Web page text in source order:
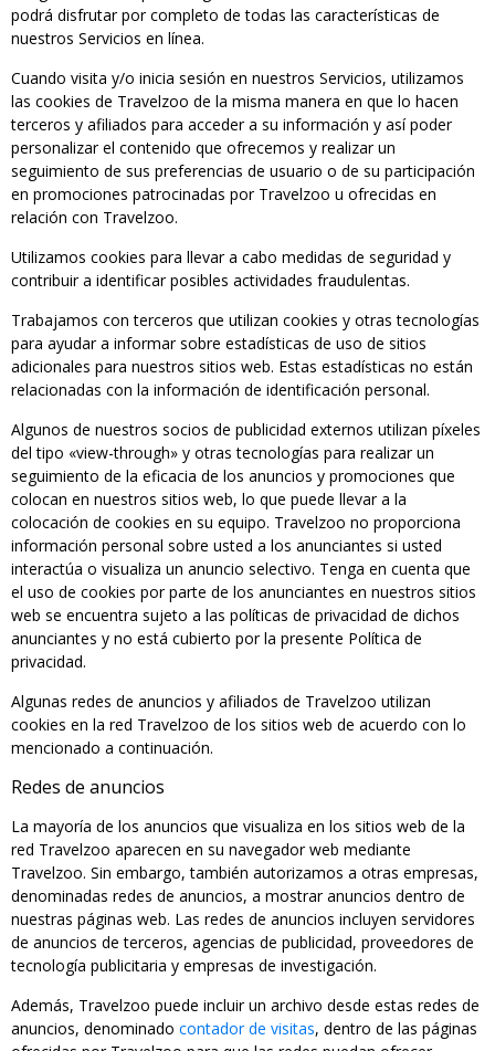
podrá disfrutar por completo de todas las características de
nuestros Servicios en línea.
Cuando visita y/o inicia sesión en nuestros Servicios, utilizamos
las cookies de Travelzoo de la misma manera en que lo hacen
terceros y afiliados para acceder a su información y así poder
personalizar el contenido que ofrecemos y realizar un
seguimiento de sus preferencias de usuario o de su participación
en promociones patrocinadas por Travelzoo u ofrecidas en
relación con Travelzoo.
Utilizamos cookies para llevar a cabo medidas de seguridad y
contribuir a identificar posibles actividades fraudulentas.
Trabajamos con terceros que utilizan cookies y otras tecnologías
para ayudar a informar sobre estadísticas de uso de sitios
adicionales para nuestros sitios web. Estas estadísticas no están
relacionadas con la información de identificación personal.
Algunos de nuestros socios de publicidad externos utilizan píxeles
del tipo «view-through» y otras tecnologías para realizar un
seguimiento de la eficacia de los anuncios y promociones que
colocan en nuestros sitios web, lo que puede llevar a la
colocación de cookies en su equipo. Travelzoo no proporciona
información personal sobre usted a los anunciantes si usted
interactúa o visualiza un anuncio selectivo. Tenga en cuenta que
el uso de cookies por parte de los anunciantes en nuestros sitios
web se encuentra sujeto a las políticas de privacidad de dichos
anunciantes y no está cubierto por la presente Política de
privacidad.
Algunas redes de anuncios y afiliados de Travelzoo utilizan
cookies en la red Travelzoo de los sitios web de acuerdo con lo
mencionado a continuación.
Redes de anuncios
La mayoría de los anuncios que visualiza en los sitios web de la
red Travelzoo aparecen en su navegador web mediante
Travelzoo. Sin embargo, también autorizamos a otras empresas,
denominadas redes de anuncios, a mostrar anuncios dentro de
nuestras páginas web. Las redes de anuncios incluyen servidores
de anuncios de terceros, agencias de publicidad, proveedores de
tecnología publicitaria y empresas de investigación.
Además, Travelzoo puede incluir un archivo desde estas redes de
anuncios, denominado contador de visitas, dentro de las páginas